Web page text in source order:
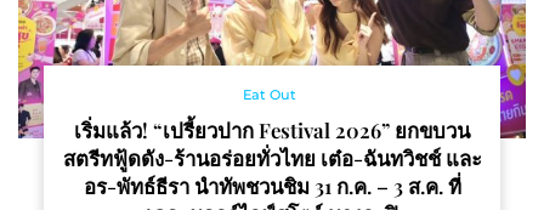
Eat Out
เริ่มแล้ว! “เปรี้ยวปาก Festival 2026” ยกขบวน
สตรีทฟู้ดดัง-ร้านอร่อยทั่วไทย เต๋อ-ฉันทวิชช์ และ
อร-พัทธ์ธีรา นำทัพชวนชิม 31 ก.ค. – 3 ส.ค. ที่